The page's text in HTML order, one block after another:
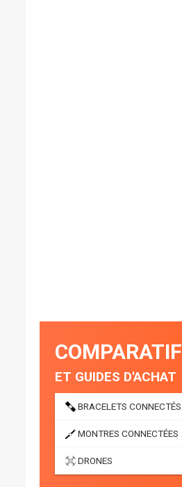
COMPARATIF
ET GUIDES D'ACHAT
BRACELETS CONNECTÉS
MONTRES CONNECTÉES
DRONES